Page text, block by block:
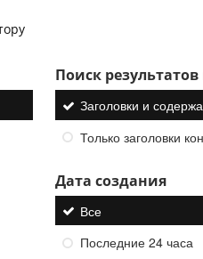
Поиск результатов
Заголовки и
Только заголовки
Дата создания
Все
Последние 24 часа